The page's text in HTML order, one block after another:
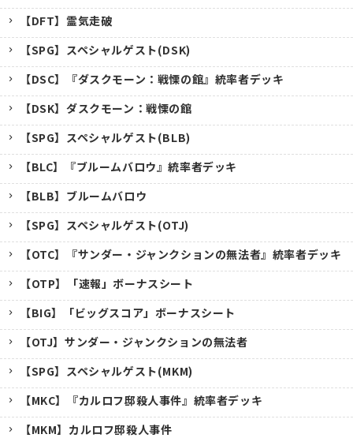
【DFT】霊気走破
【SPG】スペシャルゲスト(DSK)
【DSC】『ダスクモーン：戦慄の館』統率者デッキ
【DSK】ダスクモーン：戦慄の館
【SPG】スペシャルゲスト(BLB)
【BLC】『ブルームバロウ』統率者デッキ
【BLB】ブルームバロウ
【SPG】スペシャルゲスト(OTJ)
【OTC】『サンダー・ジャンクションの無法者』統率者デッキ
【OTP】「速報」ボーナスシート
【BIG】「ビッグスコア」ボーナスシート
【OTJ】サンダー・ジャンクションの無法者
【SPG】スペシャルゲスト(MKM)
【MKC】『カルロフ邸殺人事件』統率者デッキ
【MKM】カルロフ邸殺人事件